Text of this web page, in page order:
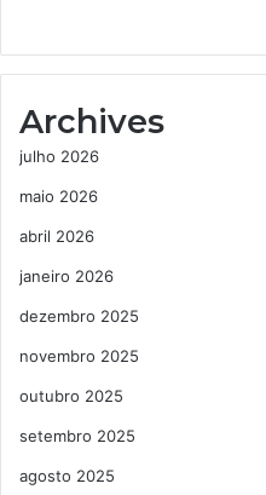
Archives
julho 2026
maio 2026
abril 2026
janeiro 2026
dezembro 2025
novembro 2025
outubro 2025
setembro 2025
agosto 2025